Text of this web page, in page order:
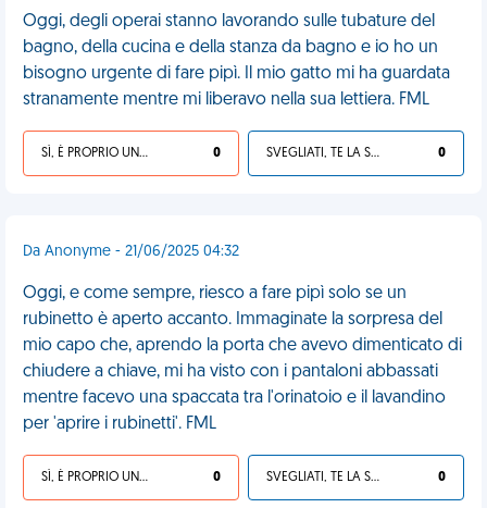
Oggi, degli operai stanno lavorando sulle tubature del
bagno, della cucina e della stanza da bagno e io ho un
bisogno urgente di fare pipì. Il mio gatto mi ha guardata
stranamente mentre mi liberavo nella sua lettiera. FML
SÌ, È PROPRIO UNA VDM! 0 SVEGLIATI, TE LA SEI CERCATA! 0
Da Anonyme - 21/06/2025 04:32
Oggi, e come sempre, riesco a fare pipì solo se un
rubinetto è aperto accanto. Immaginate la sorpresa del
mio capo che, aprendo la porta che avevo dimenticato di
chiudere a chiave, mi ha visto con i pantaloni abbassati
mentre facevo una spaccata tra l'orinatoio e il lavandino
per 'aprire i rubinetti'. FML
SÌ, È PROPRIO UNA VDM! 0 SVEGLIATI, TE LA SEI CERCATA! 0